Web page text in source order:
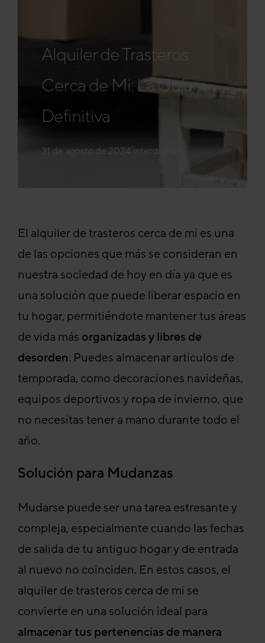
Alquiler de Trasteros
Cerca de Mi: La Guía
Definitiva
31 de agosto de 2024·interdigital
El alquiler de trasteros cerca de mi es una
de las opciones que más se consideran en
nuestra sociedad de hoy en día ya que es
una solución que puede liberar espacio en
tu hogar, permitiéndote mantener tus áreas
de vida más organizadas y libres de
desorden. Puedes almacenar artículos de
temporada, como decoraciones navideñas,
equipos deportivos y ropa de invierno, que
no necesitas tener a mano durante todo el
año.
Solución para Mudanzas
Mudarse puede ser una tarea estresante y
compleja, especialmente cuando las fechas
de salida de tu antiguo hogar y de entrada
al nuevo no coinciden. En estos casos, el
alquiler de trasteros cerca de mi se
convierte en una solución ideal para
almacenar tus pertenencias de manera